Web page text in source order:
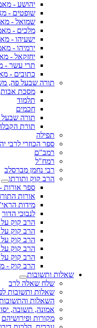
יהושע -
שופטים -
שמואל -
מלכים -
ישעיהו -
ירמיהו -
יחזקאל -
תרי עשר -
כתובים -
תורה שבעל פה,
מסכת אבות
תלמוד
חכמים
תורה
תורת
תפילה
ספר הכוזרי לרבי
רמב"ם
רמח"ל
רבי נחמן מברסלב
הרב קוק ותורתו
ספר אורות -
אורות
מידות
לנבוכי הדור
הרב קוק
הרב קוק על
הרב קוק
הרב קוק על
הרב קוק
הרב קוק -
שאלות ותשובות
שלח שאלה לרב
שאלות ותשובות
השאלות
אמונה, תשובה,
מקורות ופירושיהם